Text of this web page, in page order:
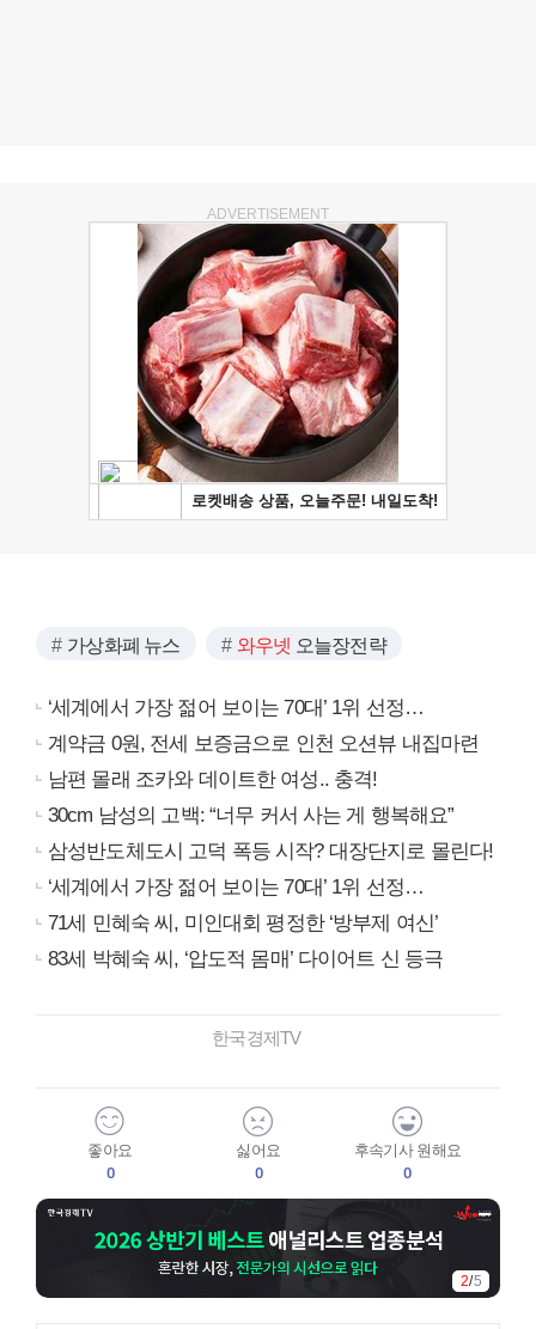
ADVERTISEMENT
가상화폐 뉴스 와우넷 오늘장전략
‘세계에서 가장 젊어 보이는 70대’ 1위 선정…
계약금 0원, 전세 보증금으로 인천 오션뷰 내집마련
남편 몰래 조카와 데이트한 여성.. 충격!
30cm 남성의 고백: “너무 커서 사는 게 행복해요”
삼성반도체도시 고덕 폭등 시작? 대장단지로 몰린다!
‘세계에서 가장 젊어 보이는 70대’ 1위 선정…
71세 민혜숙 씨, 미인대회 평정한 ‘방부제 여신’
83세 박혜숙 씨, ‘압도적 몸매’ 다이어트 신 등극
한국경제TV
좋아요
0
싫어요
0
후속기사 원해요
0
2/5